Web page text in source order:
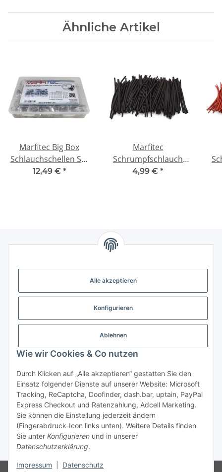
Alle akzeptieren
Konfigurieren
Ablehnen
Wie wir Cookies & Co nutzen
Durch Klicken auf „Alle akzeptieren“ gestatten Sie den
Einsatz folgender Dienste auf unserer Website: Microsoft
Tracking, ReCaptcha, Doofinder, dash.bar, uptain, PayPal
Express Checkout und Ratenzahlung, Adcell Marketing.
Sie können die Einstellung jederzeit ändern
(Fingerabdruck-Icon links unten). Weitere Details finden
Sie unter Konfigurieren und in unserer
Datenschutzerklärung.
Impressum Datenschutz
Ähnliche Artikel
Marfitec Big Box
Schlauchschellen Set
60 tlg.
12,49 € *
Marfitec
Schrumpfschlauch
Set SM 120 tlg.
4,99 € *
Gesetzliche Informationen
Weitere Informationen
Support - Hilfe
Modellbau Großhandel
Vertrag widerrufen
* Alle Preise inkl. gesetzlicher MwSt., zzgl.
* gilt für Lieferungen innerhalb Deutschlands, Lieferzeiten
für andere Länder entnehmen Sie bitte der Schaltfläche mit
denVersandinformationen.